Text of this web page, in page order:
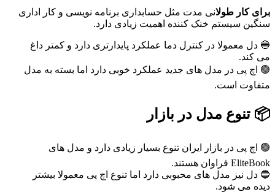
برای کار طولانی مدت مثل حسابداری برنامه نویسی و کار اداری
سنگین سیستم خنک کننده اهمیت زیادی دارد.
🔵 دل معمولا در کنترل دما عملکرد پایدارتری دارد و کمتر داغ
می کند.
🟢 اچ پی در مدل های جدید عملکرد خوبی دارد اما بسته به مدل
متفاوت است.
📦 تنوع مدل در بازار
🟢 اچ پی در بازار ایران تنوع بسیار زیادی دارد و مدل های
EliteBook فراوان هستند.
🔵 دل نیز مدل های محبوبی دارد اما تنوع اچ پی معمولا بیشتر
دیده می شود.